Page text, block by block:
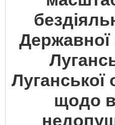
Державної
Луганської
щодо